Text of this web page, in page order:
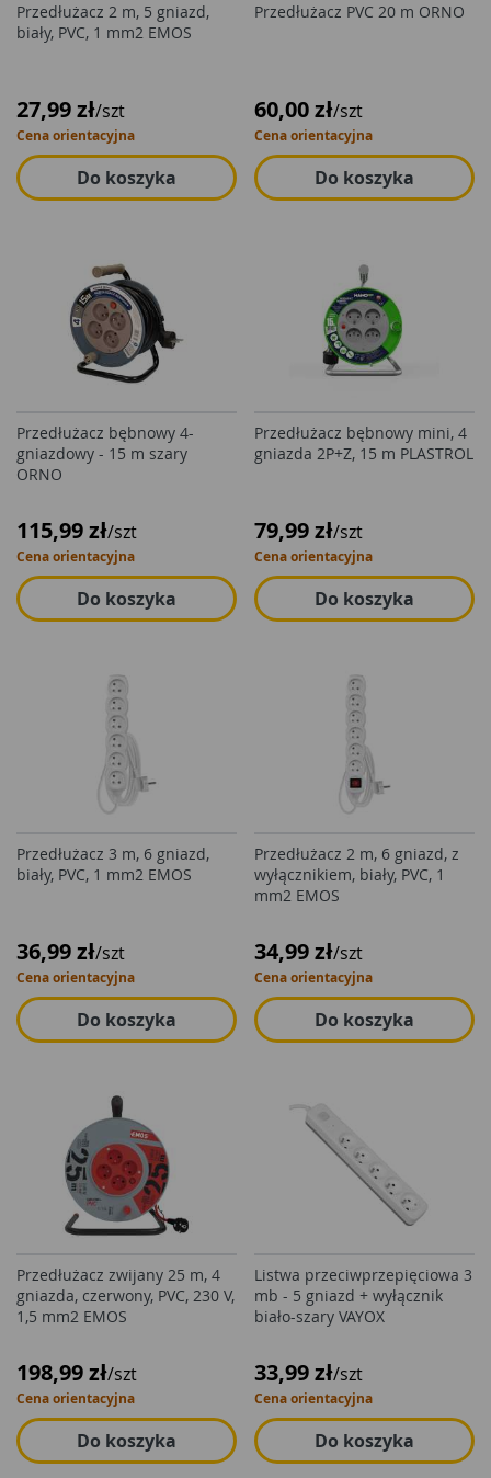
Przedłużacz 2 m, 5 gniazd,
biały, PVC, 1 mm2 EMOS
27,99 zł/szt
Cena orientacyjna
Do koszyka
Przedłużacz PVC 20 m ORNO
60,00 zł/szt
Cena orientacyjna
Do koszyka
Przedłużacz bębnowy 4-
gniazdowy - 15 m szary
ORNO
115,99 zł/szt
Cena orientacyjna
Do koszyka
Przedłużacz bębnowy mini, 4
gniazda 2P+Z, 15 m PLASTROL
79,99 zł/szt
Cena orientacyjna
Do koszyka
Przedłużacz 3 m, 6 gniazd,
biały, PVC, 1 mm2 EMOS
36,99 zł/szt
Cena orientacyjna
Do koszyka
Przedłużacz 2 m, 6 gniazd, z
wyłącznikiem, biały, PVC, 1
mm2 EMOS
34,99 zł/szt
Cena orientacyjna
Do koszyka
Przedłużacz zwijany 25 m, 4
gniazda, czerwony, PVC, 230 V,
1,5 mm2 EMOS
198,99 zł/szt
Cena orientacyjna
Do koszyka
Listwa przeciwprzepięciowa 3
mb - 5 gniazd + wyłącznik
biało-szary VAYOX
33,99 zł/szt
Cena orientacyjna
Do koszyka